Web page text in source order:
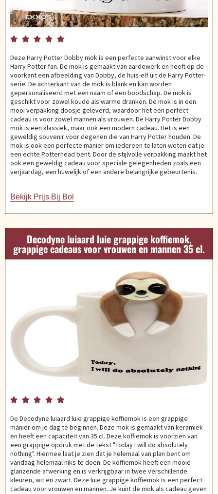
    
Deze Harry Potter Dobby mok is een perfecte aanwinst voor elke
Harry Potter fan. De mok is gemaakt van aardewerk en heeft op de
voorkant een afbeelding van Dobby, de huis-elf uit de Harry Potter-
serie. De achterkant van de mok is blank en kan worden
gepersonaliseerd met een naam of een boodschap. De mok is
geschikt voor zowel koude als warme dranken. De mok is in een
mooi verpakking doosje geleverd, waardoor het een perfect
cadeau is voor zowel mannen als vrouwen. De Harry Potter Dobby
mok is een klassiek, maar ook een modern cadeau. Het is een
geweldig souvenir voor degenen die van Harry Potter houden. De
mok is ook een perfecte manier om iedereen te laten weten dat je
een echte Potterhead bent. Door de stijlvolle verpakking maakt het
ook een geweldig cadeau voor speciale gelegenheden zoals een
verjaardag, een huwelijk of een andere belangrijke gebeurtenis.
Bekijk Prijs Bij Bol
Decodyne luiaard luie grappige koffiemok,
grappige cadeaus voor vrouwen en mannen 35 cl.
    
De Decodyne luiaard luie grappige koffiemok is een grappige
manier om je dag te beginnen. Deze mok is gemaakt van keramiek
en heeft een capaciteit van 35 cl. Deze koffiemok is voorzien van
een grappige opdruk met de tekst "Today I will do absolutely
nothing". Hiermee laat je zien dat je helemaal van plan bent om
vandaag helemaal niks te doen. De koffiemok heeft een mooie
glanzende afwerking en is verkrijgbaar in twee verschillende
kleuren, wit en zwart. Deze luie grappige koffiemok is een perfect
cadeau voor vrouwen en mannen. Je kunt de mok als cadeau geven